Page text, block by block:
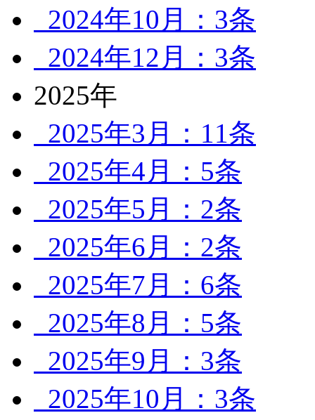
2024年10月：3条
2024年12月：3条
2025年
2025年3月：11条
2025年4月：5条
2025年5月：2条
2025年6月：2条
2025年7月：6条
2025年8月：5条
2025年9月：3条
2025年10月：3条